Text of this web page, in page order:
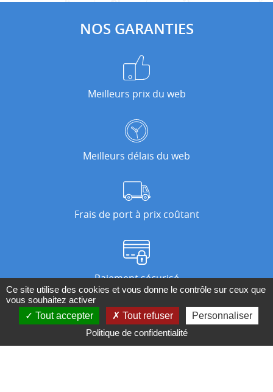
NOS GARANTIES
Meilleurs prix du web
Meilleurs délais du web
Frais de port à prix coûtant
Paiement sécurisé
Nos magasins
Ce site utilise des cookies et vous donne le contrôle sur ceux que
vous souhaitez activer
Tout accepter
Tout refuser
Personnaliser
Politique de confidentialité